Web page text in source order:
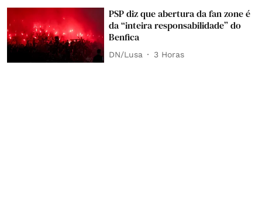
PSP diz que abertura da fan zone é
da “inteira responsabilidade” do
Benfica
DN/Lusa 3 Horas